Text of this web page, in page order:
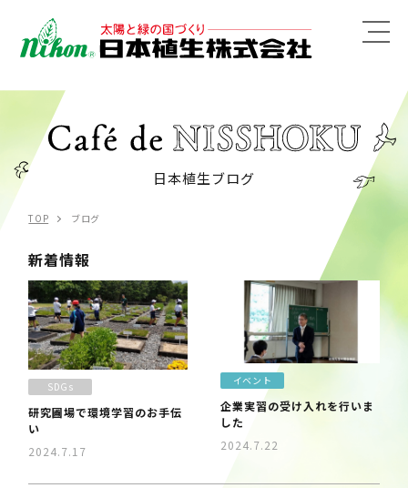
MENU
日本植生ブログ
TOP ブログ
新着情報
SDGs
研究圃場で環境学習のお手伝
い
2024.7.17
イベント
企業実習の受け入れを行いま
した
2024.7.22